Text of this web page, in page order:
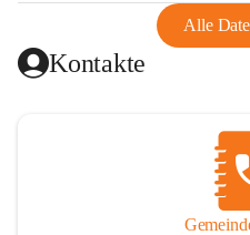
Alle
Kontakte